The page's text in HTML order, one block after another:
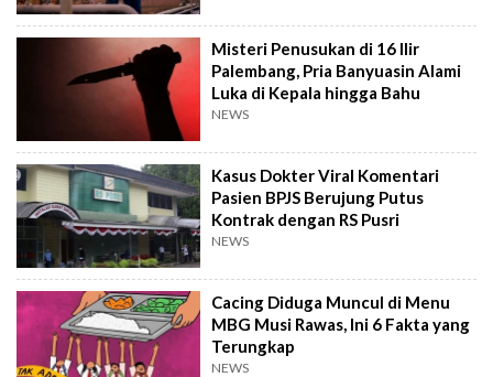
Misteri Penusukan di 16 Ilir
Palembang, Pria Banyuasin Alami
Luka di Kepala hingga Bahu
NEWS
Kasus Dokter Viral Komentari
Pasien BPJS Berujung Putus
Kontrak dengan RS Pusri
NEWS
Cacing Diduga Muncul di Menu
MBG Musi Rawas, Ini 6 Fakta yang
Terungkap
NEWS